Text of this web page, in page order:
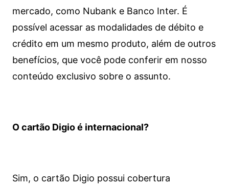
mercado, como Nubank e Banco Inter. É
possível acessar as modalidades de débito e
crédito em um mesmo produto, além de outros
benefícios, que você pode conferir em nosso
conteúdo exclusivo sobre o assunto.
O cartão Digio é internacional?
Sim, o cartão Digio possui cobertura